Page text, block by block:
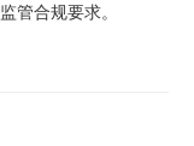
管合规要求。